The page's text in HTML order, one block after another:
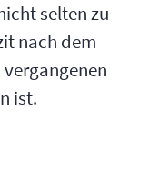
selten zu
nach dem
ist.